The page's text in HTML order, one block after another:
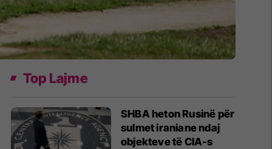
Top Lajme
SHBA heton Rusinë për
sulmet iraniane ndaj
objekteve të CIA-s